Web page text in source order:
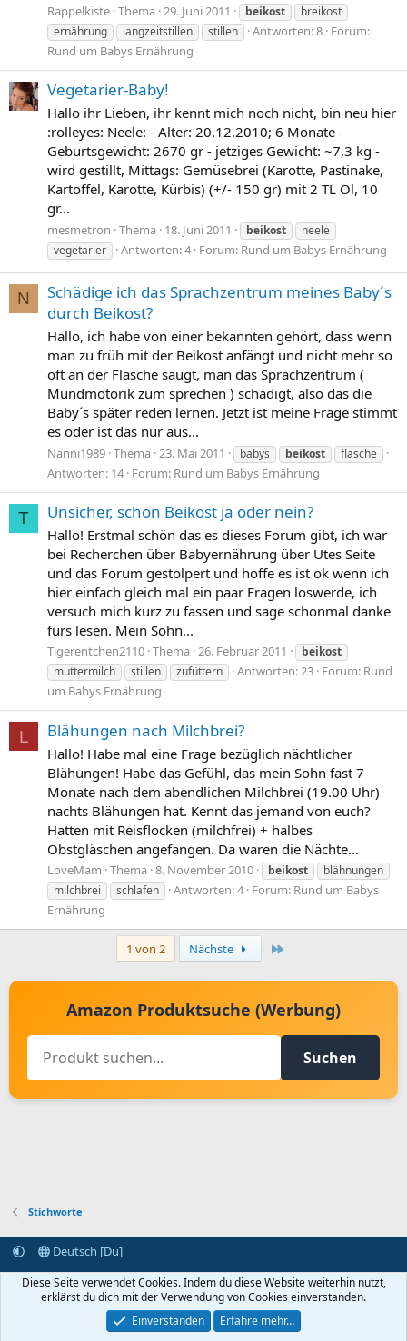
Rappelkiste Thema 29. Juni 2011 beikost
breikost
ernährung
langzeitstillen stillen Antworten: 8 Forum:
Rund um Babys Ernährung
Vegetarier-Baby!
Hallo ihr Lieben, ihr kennt mich noch nicht, bin neu hier
:rolleyes: Neele: - Alter: 20.12.2010; 6 Monate -
Geburtsgewicht: 2670 gr - jetziges Gewicht: ~7,3 kg -
wird gestillt, Mittags: Gemüsebrei (Karotte, Pastinake,
Kartoffel, Karotte, Kürbis) (+/- 150 gr) mit 2 TL Öl, 10
gr...
mesmetron Thema 18. Juni 2011 beikost
neele
vegetarier
Antworten: 4 Forum: Rund um Babys Ernährung
N
Schädige ich das Sprachzentrum meines Baby´s
durch Beikost?
Hallo, ich habe von einer bekannten gehört, dass wenn
man zu früh mit der Beikost anfängt und nicht mehr so
oft an der Flasche saugt, man das Sprachzentrum (
Mundmotorik zum sprechen ) schädigt, also das die
Baby´s später reden lernen. Jetzt ist meine Frage stimmt
es oder ist das nur aus...
Nanni1989 Thema 23. Mai 2011 babys beikost flasche
Antworten: 14 Forum: Rund um Babys Ernährung
T Unsicher, schon Beikost ja oder nein?
Hallo! Erstmal schön das es dieses Forum gibt, ich war
bei Recherchen über Babyernährung über Utes Seite
und das Forum gestolpert und hoffe es ist ok wenn ich
hier einfach gleich mal ein paar Fragen loswerde, ich
versuch mich kurz zu fassen und sage schonmal danke
fürs lesen. Mein Sohn...
Tigerentchen2110 Thema 26. Februar 2011
beikost
muttermilch
stillen zufüttern Antworten: 23 Forum: Rund
um Babys Ernährung
L Blähungen nach Milchbrei?
Hallo! Habe mal eine Frage bezüglich nächtlicher
Blähungen! Habe das Gefühl, das mein Sohn fast 7
Monate nach dem abendlichen Milchbrei (19.00 Uhr)
nachts Blähungen hat. Kennt das jemand von euch?
Hatten mit Reisflocken (milchfrei) + halbes
Obstgläschen angefangen. Da waren die Nächte...
LoveMam Thema 8. November 2010 beikost
blähnungen
milchbrei
schlafen Antworten: 4 Forum: Rund um Babys
Ernährung
1 von 2 Nächste
Amazon Produktsuche (Werbung)
Suchen
Stichworte
Deutsch [Du]
Kontakt aufnehmen
Bedingungen und Regeln
Datenschutz
Startseite
R
S
Community platform by XenForo® © 2010-2024 XenForo Ltd.
Diese Seite verwendet Cookies. Indem du diese Website weiterhin nutzt,
erklärst du dich mit der Verwendung von Cookies einverstanden.
Einverstanden
Erfahre mehr…